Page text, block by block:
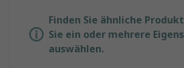
Finden Sie ähnliche
Sie ein oder mehrere
auswählen.